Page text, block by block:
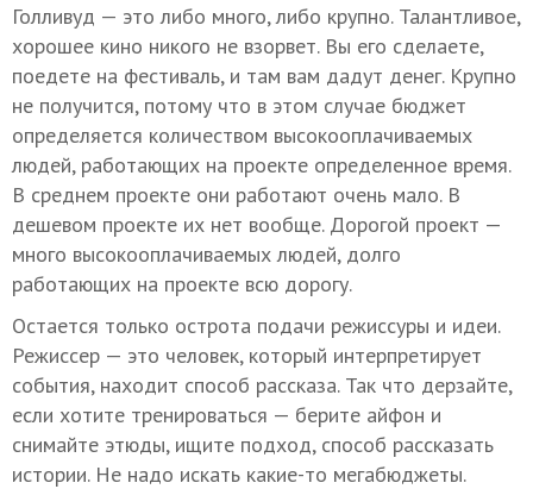
Голливуд — это либо много, либо крупно. Талантливое,
хорошее кино никого не взорвет. Вы его сделаете,
поедете на фестиваль, и там вам дадут денег. Крупно
не получится, потому что в этом случае бюджет
определяется количеством высокооплачиваемых
людей, работающих на проекте определенное время.
В среднем проекте они работают очень мало. В
дешевом проекте их нет вообще. Дорогой проект —
много высокооплачиваемых людей, долго
работающих на проекте всю дорогу.
Остается только острота подачи режиссуры и идеи.
Режиссер — это человек, который интерпретирует
события, находит способ рассказа. Так что дерзайте,
если хотите тренироваться — берите айфон и
снимайте этюды, ищите подход, способ рассказать
истории. Не надо искать какие-то мегабюджеты.